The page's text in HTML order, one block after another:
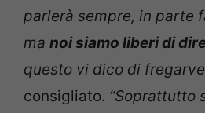
parlerà sempre, in parte
ma noi siamo liberi di
questo vi dico di
consigliato. “Soprattutto